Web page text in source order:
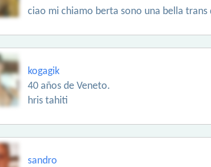
ciao mi chiamo berta sono una bella
kogagik
40 años de Veneto.
hris tahiti
sandro